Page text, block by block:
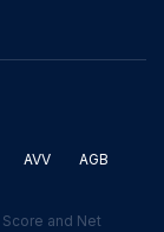
AVV AGB
and Net